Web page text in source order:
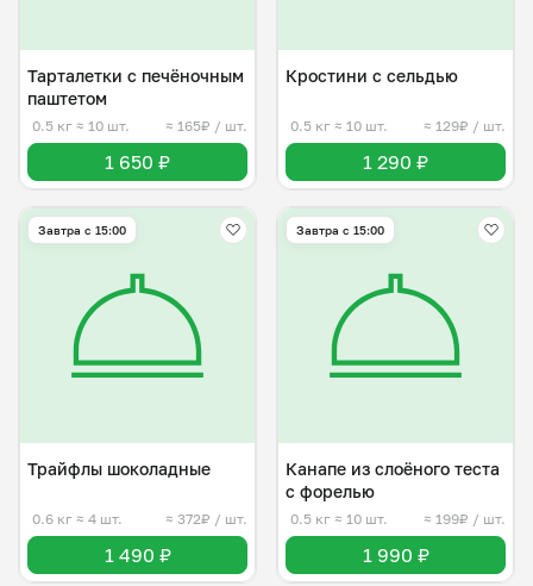
Тарталетки с печёночным
паштетом
0.5 кг ≈ 10 шт. ≈ 165₽ / шт.
1 650 ₽
Кростини с сельдью
0.5 кг ≈ 10 шт. ≈ 129₽ / шт.
1 290 ₽
Завтра c 15:00
Трайфлы шоколадные
0.6 кг ≈ 4 шт. ≈ 372₽ / шт.
1 490 ₽
Завтра c 15:00
Канапе из слоёного теста
с форелью
0.5 кг ≈ 10 шт. ≈ 199₽ / шт.
1 990 ₽